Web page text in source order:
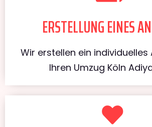
ERSTELLUNG EINES
Wir erstellen ein
Ihren Umzug Köln